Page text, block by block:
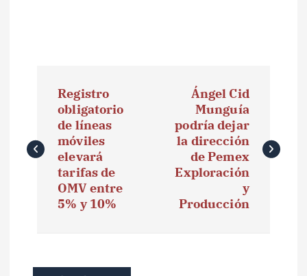
v
e
Registro
obligatorio
de líneas
móviles
elevará
tarifas de
OMV entre
5% y 10%
Ángel Cid
Munguía
podría dejar
la dirección
de Pemex
Exploración
y
Producción